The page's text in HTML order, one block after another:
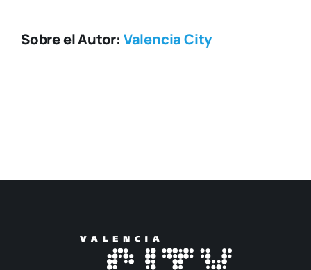
Sobre el Autor: Valencia City